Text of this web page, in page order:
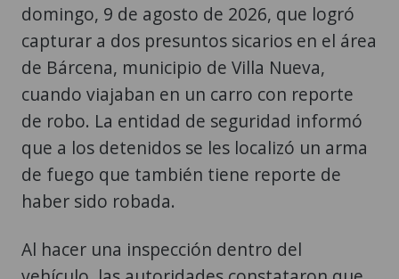
domingo, 9 de agosto de 2026, que logró
capturar a dos presuntos sicarios en el área
de Bárcena, municipio de Villa Nueva,
cuando viajaban en un carro con reporte
de robo. La entidad de seguridad informó
que a los detenidos se les localizó un arma
de fuego que también tiene reporte de
haber sido robada.
Al hacer una inspección dentro del